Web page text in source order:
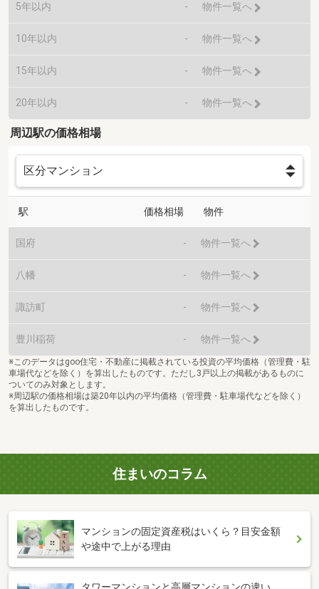
5年以内 - 物件一覧へ
10年以内 - 物件一覧へ
15年以内 - 物件一覧へ
20年以内 - 物件一覧へ
周辺駅の価格相場
駅 価格相場 物件
国府 - 物件一覧へ
八幡 - 物件一覧へ
諏訪町 - 物件一覧へ
豊川稲荷 - 物件一覧へ
※このデータはgoo住宅・不動産に掲載されている投資の平均価格（管理費・駐
車場代などを除く）を算出したものです。ただし3戸以上の掲載があるものに
ついてのみ対象とします。
※周辺駅の価格相場は築20年以内の平均価格（管理費・駐車場代などを除く）
を算出したものです。
住まいのコラム
マンションの固定資産税はいくら？目安金額
や途中で上がる理由
タワーマンションと高層マンションの違い